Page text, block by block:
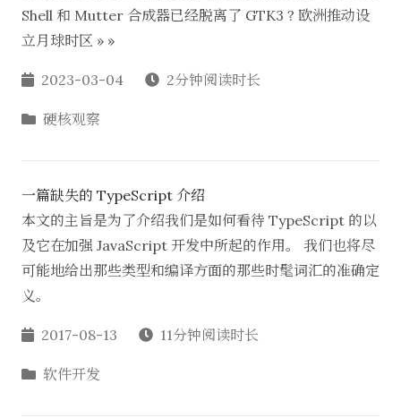
Shell 和 Mutter 合成器已经脱离了 GTK3 ? 欧洲推动设
立月球时区 » »
2023-03-04 2分钟阅读时长
硬核观察
一篇缺失的 TypeScript 介绍
本文的主旨是为了介绍我们是如何看待 TypeScript 的以
及它在加强 JavaScript 开发中所起的作用。 我们也将尽
可能地给出那些类型和编译方面的那些时髦词汇的准确定
义。
2017-08-13 11分钟阅读时长
软件开发